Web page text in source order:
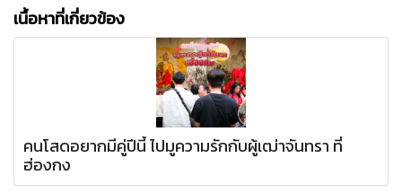
เนื้อหาที่เกี่ยวข้อง
คนโสดอยากมีคู่ปีนี้ ไปมูความรักกับผู้เฒ่าจันทรา ที่
ฮ่องกง